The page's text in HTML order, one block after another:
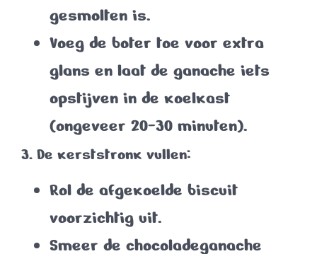
gesmolten is.
Voeg de boter toe voor extra
glans en laat de ganache iets
opstijven in de koelkast
(ongeveer 20-30 minuten).
3. De kerststronk vullen:
Rol de afgekoelde biscuit
voorzichtig uit.
Smeer de chocoladeganache